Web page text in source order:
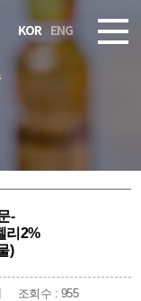
KOR ENG
-
리2%
)
조회수 : 955